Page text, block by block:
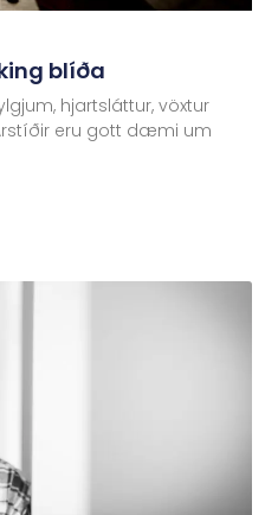
blíða
hjartsláttur, vöxtur
eru gott dæmi um